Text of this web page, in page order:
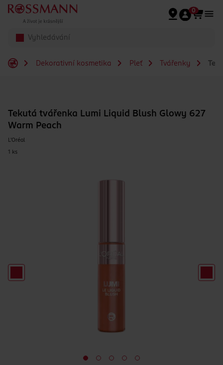
Přeskočit na hlavmní obsah
0
Dekorativní kosmetika Pleť Tvářenky
Tekutá tvářenka Lumi Liquid Blush Glowy 627
Warm Peach
L'Oréal
1 ks